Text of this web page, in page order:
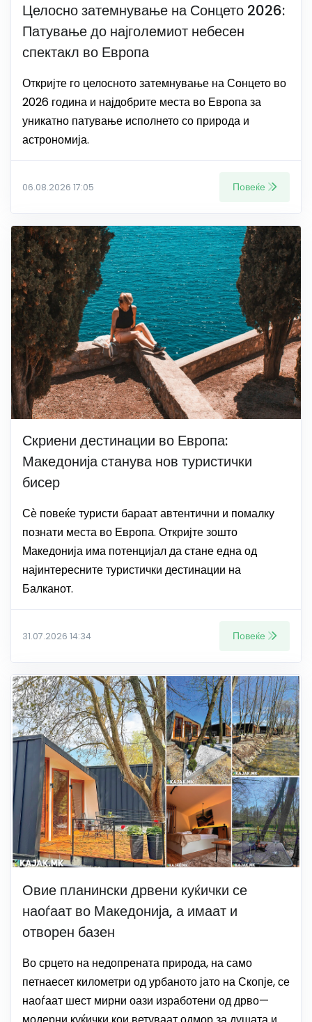
Целосно затемнување на Сонцето 2026:
Патување до најголемиот небесен
спектакл во Европа
Откријте го целосното затемнување на Сонцето во
2026 година и најдобрите места во Европа за
уникатно патување исполнето со природа и
астрономија.
06.08.2026 17:05 Повеќе
Скриени дестинации во Европа:
Македонија станува нов туристички
бисер
Сѐ повеќе туристи бараат автентични и помалку
познати места во Европа. Откријте зошто
Македонија има потенцијал да стане една од
најинтересните туристички дестинации на
Балканот.
31.07.2026 14:34 Повеќе
Овие планински дрвени куќички се
наоѓаат во Македонија, а имаат и
отворен базен
Во срцето на недопрената природа, на само
петнаесет километри од урбаното јато на Скопје, се
наоѓаат шест мирни оази изработени од дрво—